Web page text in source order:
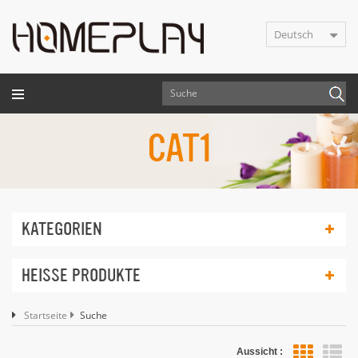
Deutsch
CAT1
KATEGORIEN
HEISSE PRODUKTE
Startseite Suche
Aussicht :